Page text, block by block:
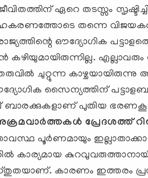
ഏറെ തടസ്സം
തന്നെ
ഔദ്യോഗിക
കഴിയുമായിരുന്നില്ല.
ചുറ്റുന്ന
ഔദ്യോഗിക സൈന്യത്തിന്
ബാരക്കുകളാണ് പുതിയ
പ്രേദശത്ത്
പൂര്‍ണമായും ഇല്ലാതാക്കാന്‍
കാര്യമായ
കാരണം ഇത്തരം